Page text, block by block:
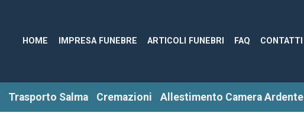
HOME IMPRESA FUNEBRE ARTICOLI FUNEBRI FAQ CONTATTI
Trasporto Salma Cremazioni Allestimento Camera Ardente